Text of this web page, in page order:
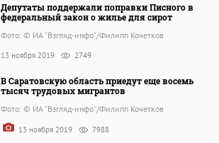
Депутаты поддержали поправки Писного в
федеральный закон о жилье для сирот
Фото: © ИА "Взгляд-инфо"/Филипп Кочетков
13 ноября 2019 2749
В Саратовскую область приедут еще восемь
тысяч трудовых мигрантов
Фото: © ИА "Взгляд-инфо"/Филипп Кочетков
13 ноября 2019 7988